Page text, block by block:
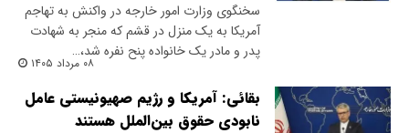
سخنگوی وزارت امور خارجه در واکنش به تهاجم
آمریکا به یک منزل در قشم که منجر به شهادت
پدر و مادر یک خانواده پنح نفره شد،…
۰۸ مرداد ۱۴۰۵
بقائی: آمریکا و رژیم صهیونیستی عامل
نابودی حقوق بین‌الملل هستند